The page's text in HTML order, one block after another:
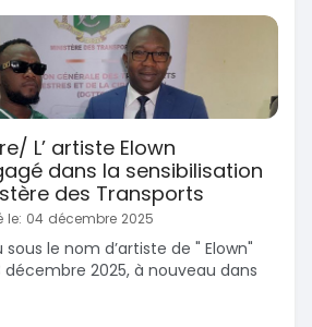
L’ artiste Elown
dans la sensibilisation
des Transports
le: 04 décembre 2025
sous le nom d’artiste de " Elown"
2025, à nouveau dans